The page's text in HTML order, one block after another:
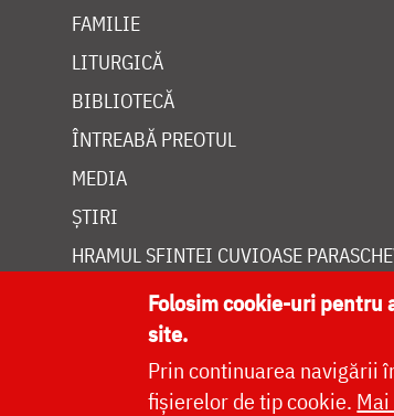
FAMILIE
LITURGICĂ
BIBLIOTECĂ
ÎNTREABĂ PREOTUL
MEDIA
ȘTIRI
HRAMUL SFINTEI CUVIOASE
Folosim cookie-uri
site.
Prin continuarea navigării
fișierelor de tip cookie.